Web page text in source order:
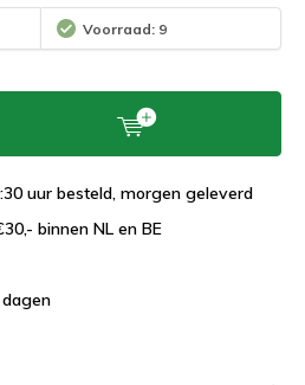
Voorraad: 9
uur besteld, morgen geleverd
binnen NL en BE